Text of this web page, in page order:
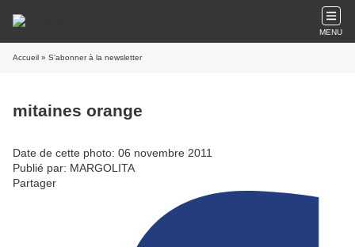
MENU
Accueil » S'abonner à la newsletter
mitaines orange
Date de cette photo: 06 novembre 2011
Publié par: MARGOLITA
Partager